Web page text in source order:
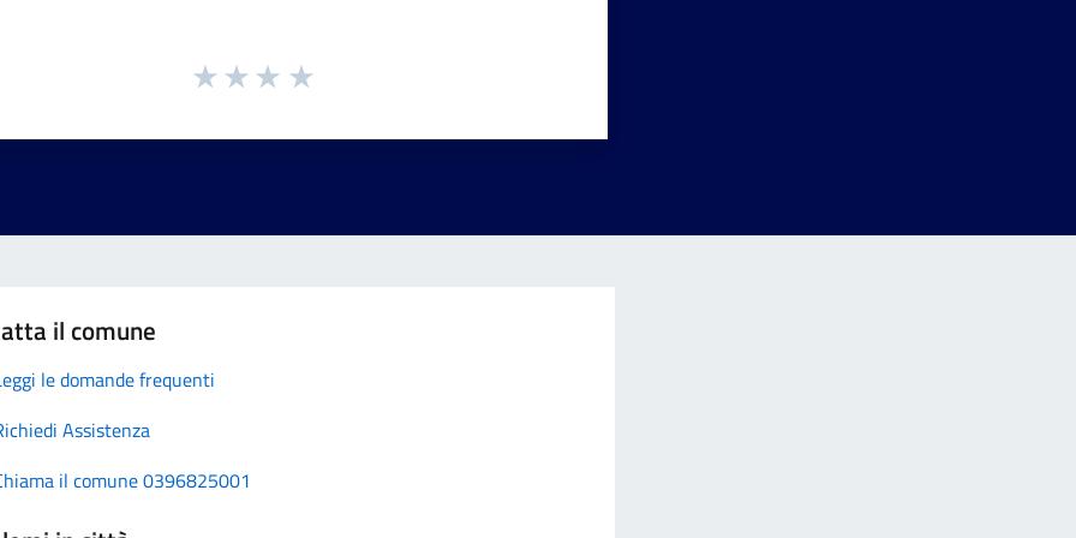
il comune
le domande frequenti
Assistenza
il comune 0396825001